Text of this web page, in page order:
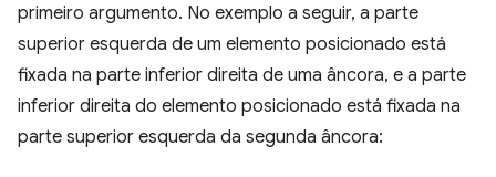
primeiro argumento. No exemplo a seguir, a parte
superior esquerda de um elemento posicionado está
fixada na parte inferior direita de uma âncora, e a parte
inferior direita do elemento posicionado está fixada na
parte superior esquerda da segunda âncora: